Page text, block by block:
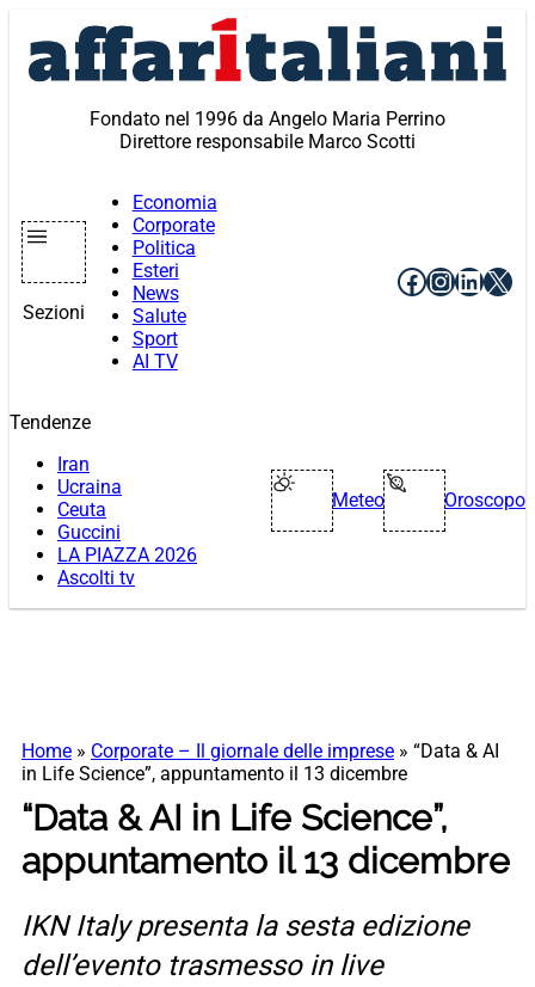
contenuto
Fondato nel 1996 da Angelo Maria Perrino
Direttore responsabile Marco Scotti
Sezioni
Economia
Corporate
Politica
Esteri
News
Salute
Sport
AI TV
Facebook
X
Tendenze
Iran
Ucraina
Ceuta
Guccini
LA PIAZZA 2026
Ascolti tv
Meteo Oroscopo
Home » Corporate – Il giornale delle imprese » “Data & AI
in Life Science”, appuntamento il 13 dicembre
“Data & AI in Life Science”,
appuntamento il 13 dicembre
IKN Italy presenta la sesta edizione
dell’evento trasmesso in live